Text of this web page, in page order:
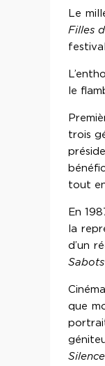
Le
Filles
le
trois
tout
En
la
d’un
que